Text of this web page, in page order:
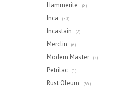
Hammerite (8)
Inca (50)
Incastain (2)
Merclin (6)
Modern Master (2)
Petrilac (1)
Rust Oleum (59)